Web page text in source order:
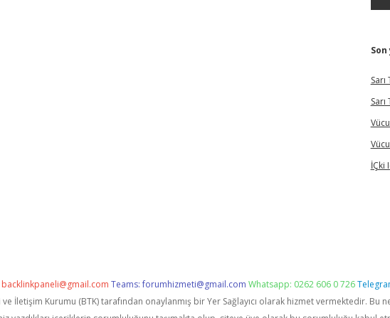
İÇki
backlinkpaneli@gmail.com Teams:forumhizmeti@gmail.com Whatsapp: 0262 606 0 726
ve İletişim Kurumu (BTK) tarafından onaylanmış bir Yer Sağlayıcı olarak hizmet vermektedir.